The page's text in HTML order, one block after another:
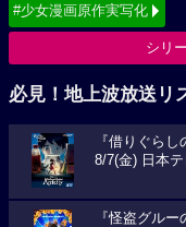
#少女漫画原作実写化
シリ
必見！地上波放送リ
『借りぐらし
8/7(金) 日本
『怪盗グルー